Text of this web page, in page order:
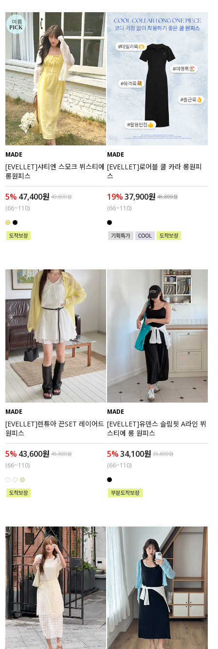
MADE
[EVELLET]샤티엔 스모크 뷔스티에
롱원피스
5% 47,400원 49,800원
(66~110)
MADE
[EVELLET]로어블 쿨 카라 롱원피
스
19%37,900원 46,800원
(66~110)
MADE
[EVELLET]렌튜아 끈SET 레이어드
원피스
5% 43,600원 45,800원
(66~110)
MADE
[EVELLET]유덴스 슬림핏 A라인 뷔
스티에 롱 원피스
5%34,100원 35,800원
(66~110)